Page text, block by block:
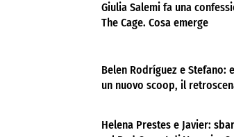
Giulia Salemi fa una
The Cage. Cosa emerge
Belen Rodríguez e Stefano:
un nuovo scoop, il
Helena Prestes e Javier: